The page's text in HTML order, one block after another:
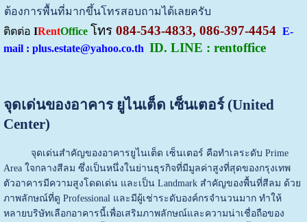
ต้องการพื้นที่มากขึ้นโทรสอบถามได้เลยครับ
ติตต่อ IRentOffice โทร084-543-4833, 086-397-4454 E-
mail : plus.estate@yahoo.co.th ID. LINE : rentoffice
จุดเด่นของอาคาร ยูไนเต็ด เซ็นเตอร์ (United
Center)
จุดเด่นสำคัญของอาคารยูไนเต็ด เซ็นเตอร์ คือทำเลระดับ Prime
Area ใจกลางสีลม ซึ่งเป็นหนึ่งในย่านธุรกิจที่มีมูลค่าสูงที่สุดของกรุงเทพ
ตัวอาคารมีความสูงโดดเด่น และเป็น Landmark สำคัญของพื้นที่สีลม ด้วย
ภาพลักษณ์ที่ดู Professional และมีผู้เช่าระดับองค์กรจำนวนมาก ทำให้
หลายบริษัทเลือกอาคารนี้เพื่อเสริมภาพลักษณ์และความน่าเชื่อถือของ